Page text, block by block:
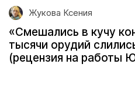
Жукова Ксения
«Смешались в кучу
тысячи орудий
(рецензия на работы